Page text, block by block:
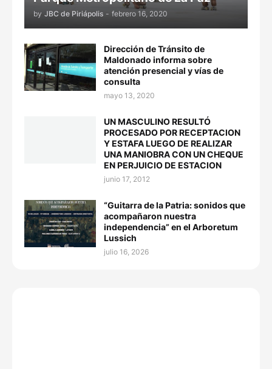
by JBC de Piriápolis - febrero 16, 2020
Dirección de Tránsito de
Maldonado informa sobre
atención presencial y vías de
consulta
mayo 13, 2020
UN MASCULINO RESULTÓ
PROCESADO POR RECEPTACION
Y ESTAFA LUEGO DE REALIZAR
UNA MANIOBRA CON UN CHEQUE
EN PERJUICIO DE ESTACION
junio 17, 2012
“Guitarra de la Patria: sonidos que
acompañaron nuestra
independencia” en el Arboretum
Lussich
julio 16, 2026